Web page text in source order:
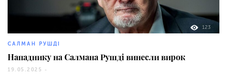
123
САЛМАН РУШДІ
Нападнику на Салмана Рушді винесли вирок
19.05.2025 -